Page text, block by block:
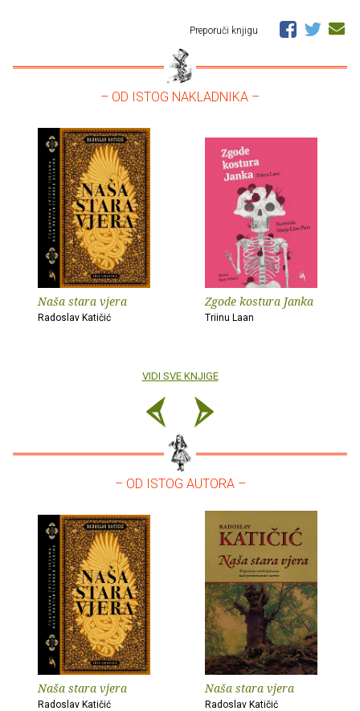
Preporuči knjigu
– OD ISTOG NAKLADNIKA –
Naša stara vjera
Radoslav Katičić
Zgode kostura Janka
Triinu Laan
VIDI SVE KNJIGE
– OD ISTOG AUTORA –
Naša stara vjera
Radoslav Katičić
Naša stara vjera
Radoslav Katičić